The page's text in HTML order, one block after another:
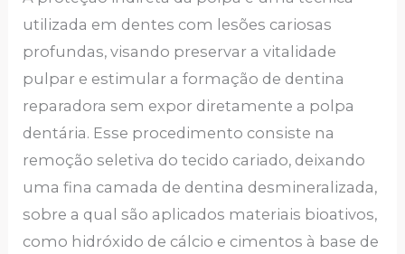
utilizada em dentes com lesões cariosas
profundas, visando preservar a vitalidade
pulpar e estimular a formação de dentina
reparadora sem expor diretamente a polpa
dentária. Esse procedimento consiste na
remoção seletiva do tecido cariado, deixando
uma fina camada de dentina desmineralizada,
sobre a qual são aplicados materiais bioativos,
como hidróxido de cálcio e cimentos à base de